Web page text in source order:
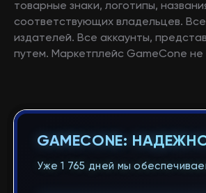
товарные знаки, логотипы,
соответствующих владельцев.
издателей. Все аккаунты,
путем. Маркетплейс GameCone
GAMECONE:
Уже 1 765 дней мы